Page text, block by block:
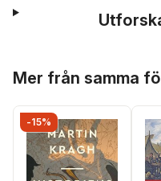
Mer från samma
-15%